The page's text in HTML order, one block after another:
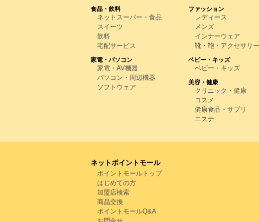
食品・飲料
ネットスーパー・食品
スイーツ
飲料
宅配サービス
家電・パソコン
家電・AV機器
パソコン・周辺機器
ソフトウェア
ファッション
レディース
メンズ
インナーウェア
靴・鞄・アクセサリー
ベビー・キッズ
ベビー・キッズ
美容・健康
クリニック・健康
コスメ
健康食品・サプリ
エステ
ネットポイントモール
ポイントモールトップ
はじめての方
加盟店検索
商品交換
ポイントモールQ&A